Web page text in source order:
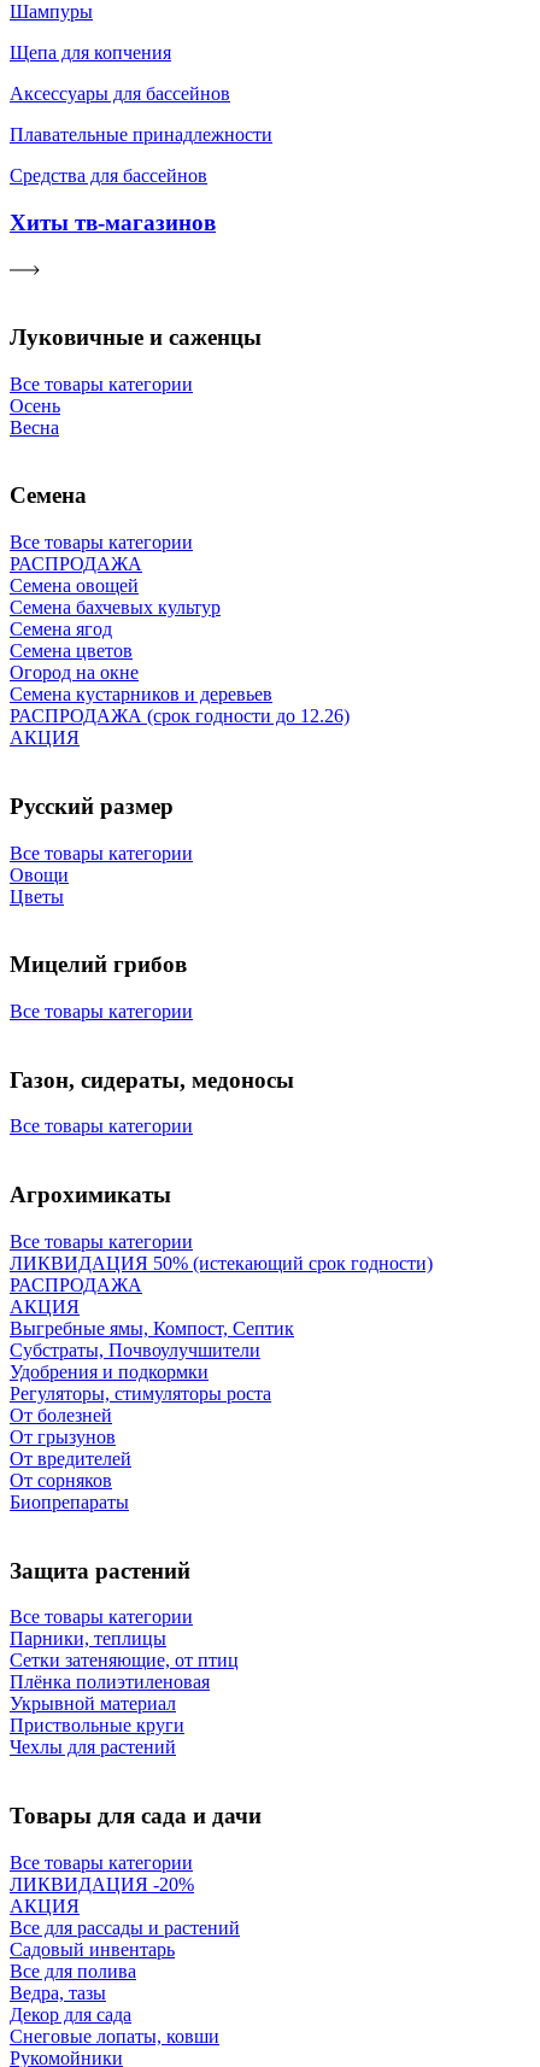
Шампуры
Щепа для копчения
Аксессуары для бассейнов
Плавательные принадлежности
Средства для бассейнов
Хиты тв-магазинов
Луковичные и саженцы
Все товары категории
Осень
Весна
Семена
Все товары категории
РАСПРОДАЖА
Семена овощей
Семена бахчевых культур
Семена ягод
Семена цветов
Огород на окне
Семена кустарников и деревьев
РАСПРОДАЖА (срок годности до 12.26)
АКЦИЯ
Русский размер
Все товары категории
Овощи
Цветы
Мицелий грибов
Все товары категории
Газон, сидераты, медоносы
Все товары категории
Агрохимикаты
Все товары категории
ЛИКВИДАЦИЯ 50% (истекающий срок годности)
РАСПРОДАЖА
АКЦИЯ
Выгребные ямы, Компост, Септик
Субстраты, Почвоулучшители
Удобрения и подкормки
Регуляторы, стимуляторы роста
От болезней
От грызунов
От вредителей
От сорняков
Биопрепараты
Защита растений
Все товары категории
Парники, теплицы
Сетки затеняющие, от птиц
Плёнка полиэтиленовая
Укрывной материал
Приствольные круги
Чехлы для растений
Товары для сада и дачи
Все товары категории
ЛИКВИДАЦИЯ -20%
АКЦИЯ
Все для рассады и растений
Садовый инвентарь
Все для полива
Ведра, тазы
Декор для сада
Снеговые лопаты, ковши
Рукомойники